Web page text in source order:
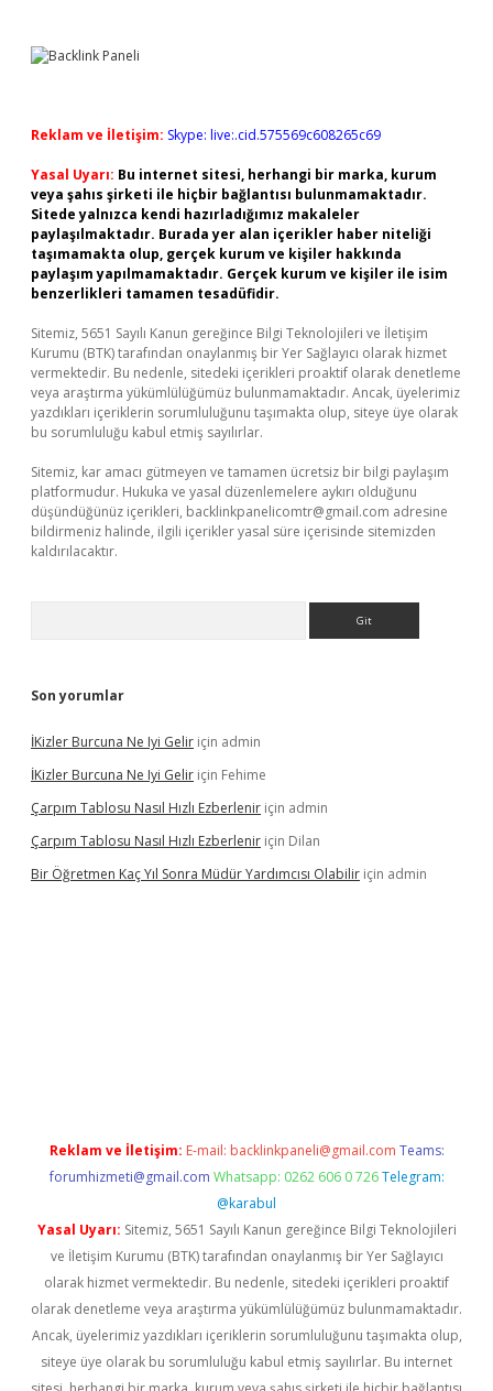
Reklam ve İletişim: Skype: live:.cid.575569c608265c69
Yasal Uyarı: Bu internet sitesi, herhangi bir marka, kurum
veya şahıs şirketi ile hiçbir bağlantısı bulunmamaktadır.
Sitede yalnızca kendi hazırladığımız makaleler
paylaşılmaktadır. Burada yer alan içerikler haber niteliği
taşımamakta olup, gerçek kurum ve kişiler hakkında
paylaşım yapılmamaktadır. Gerçek kurum ve kişiler ile isim
benzerlikleri tamamen tesadüfidir.
Sitemiz, 5651 Sayılı Kanun gereğince Bilgi Teknolojileri ve İletişim
Kurumu (BTK) tarafından onaylanmış bir Yer Sağlayıcı olarak hizmet
vermektedir. Bu nedenle, sitedeki içerikleri proaktif olarak denetleme
veya araştırma yükümlülüğümüz bulunmamaktadır. Ancak, üyelerimiz
yazdıkları içeriklerin sorumluluğunu taşımakta olup, siteye üye olarak
bu sorumluluğu kabul etmiş sayılırlar.
Sitemiz, kar amacı gütmeyen ve tamamen ücretsiz bir bilgi paylaşım
platformudur. Hukuka ve yasal düzenlemelere aykırı olduğunu
düşündüğünüz içerikleri, backlinkpanelicomtr@gmail.com adresine
bildirmeniz halinde, ilgili içerikler yasal süre içerisinde sitemizden
kaldırılacaktır.
Son yorumlar
İKizler Burcuna Ne Iyi Gelir için admin
İKizler Burcuna Ne Iyi Gelir için Fehime
Çarpım Tablosu Nasıl Hızlı Ezberlenir için admin
Çarpım Tablosu Nasıl Hızlı Ezberlenir için Dilan
Bir Öğretmen Kaç Yıl Sonra Müdür Yardımcısı Olabilir için admin
Reklam ve İletişim: E-mail: backlinkpaneli@gmail.com Teams:
forumhizmeti@gmail.com Whatsapp: 0262 606 0 726 Telegram:
@karabul
Yasal Uyarı: Sitemiz, 5651 Sayılı Kanun gereğince Bilgi Teknolojileri
ve İletişim Kurumu (BTK) tarafından onaylanmış bir Yer Sağlayıcı
olarak hizmet vermektedir. Bu nedenle, sitedeki içerikleri proaktif
olarak denetleme veya araştırma yükümlülüğümüz bulunmamaktadır.
Ancak, üyelerimiz yazdıkları içeriklerin sorumluluğunu taşımakta olup,
siteye üye olarak bu sorumluluğu kabul etmiş sayılırlar. Bu internet